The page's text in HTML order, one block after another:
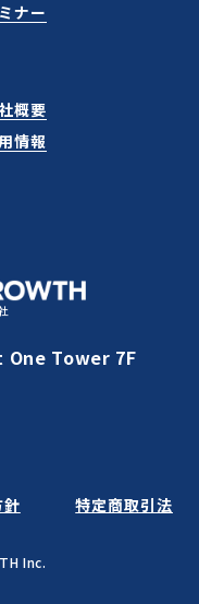
ナー
概要
情報
One Tower 7F
Inc.
特定商取引法